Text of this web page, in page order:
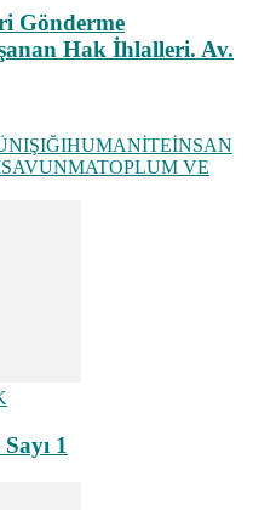
Gönderme
Hak İhlalleri. Av.
HUMANİTEİNSAN
SAVUNMATOPLUM VE
1